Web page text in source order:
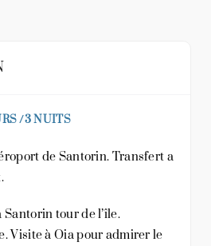
/3 NUITS
de Santorin. Transfert a
Santorin tour de l’île.
Visite à Oia pour admirer le